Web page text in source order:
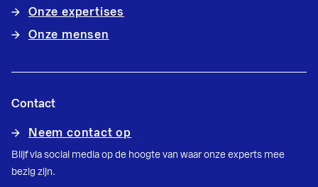
Onze expertises
Onze mensen
Contact
Neem contact op
Blijf via social media op de hoogte van waar onze experts mee
bezig zijn.